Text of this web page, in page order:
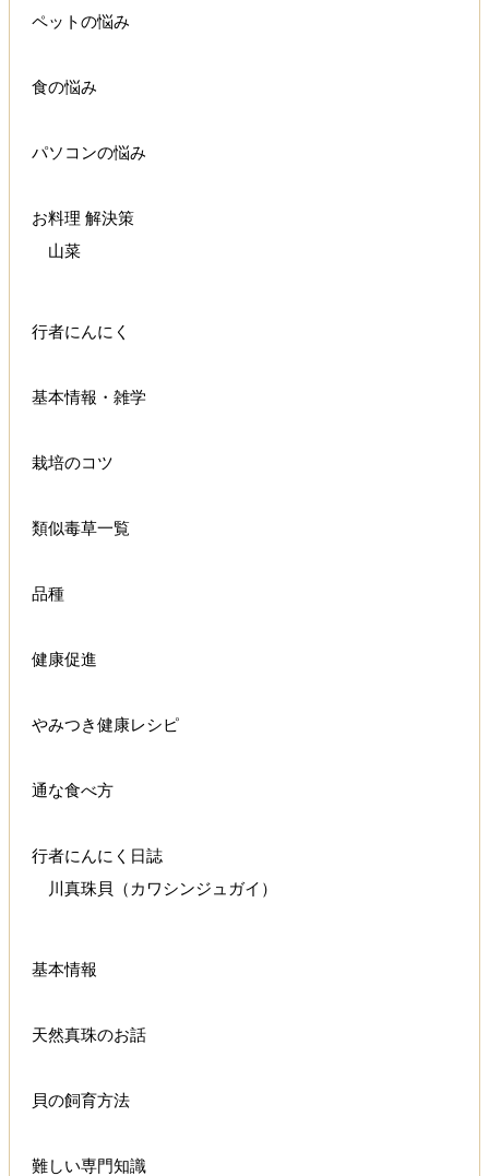
ペットの悩み
食の悩み
パソコンの悩み
お料理 解決策
山菜
行者にんにく
基本情報・雑学
栽培のコツ
類似毒草一覧
品種
健康促進
やみつき健康レシピ
通な食べ方
行者にんにく日誌
川真珠貝（カワシンジュガイ）
基本情報
天然真珠のお話
貝の飼育方法
難しい専門知識